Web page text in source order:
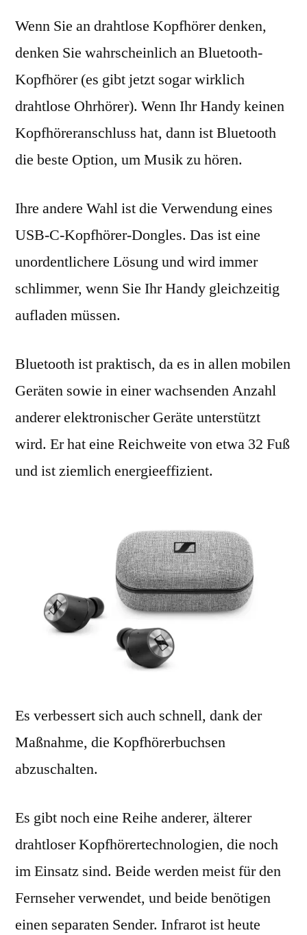
Wenn Sie an drahtlose Kopfhörer denken,
denken Sie wahrscheinlich an Bluetooth-
Kopfhörer (es gibt jetzt sogar wirklich
drahtlose Ohrhörer). Wenn Ihr Handy keinen
Kopfhöreranschluss hat, dann ist Bluetooth
die beste Option, um Musik zu hören.
Ihre andere Wahl ist die Verwendung eines
USB-C-Kopfhörer-Dongles. Das ist eine
unordentlichere Lösung und wird immer
schlimmer, wenn Sie Ihr Handy gleichzeitig
aufladen müssen.
Bluetooth ist praktisch, da es in allen mobilen
Geräten sowie in einer wachsenden Anzahl
anderer elektronischer Geräte unterstützt
wird. Er hat eine Reichweite von etwa 32 Fuß
und ist ziemlich energieeffizient.
Es verbessert sich auch schnell, dank der
Maßnahme, die Kopfhörerbuchsen
abzuschalten.
Es gibt noch eine Reihe anderer, älterer
drahtloser Kopfhörertechnologien, die noch
im Einsatz sind. Beide werden meist für den
Fernseher verwendet, und beide benötigen
einen separaten Sender. Infrarot ist heute